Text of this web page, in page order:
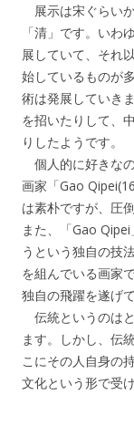
展示は宋ぐらい
「清」です。いわ
展していて、それ
始しているものが
術は発展していき
を招いたりして、
りしたようです。
個人的に好きな
画家「Gao
は素朴ですが、圧
また、「Gao
うという独自の技
を組んでいる画家
独自の飛躍を遂げ
伝統というのは
ます。しかし、伝
こにその人自身の
文化という形で受